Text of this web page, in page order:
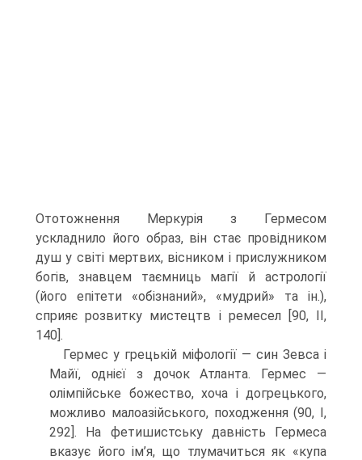
Ототожнення Меркурія з Гермесом
ускладнило його образ, він стає провідни­ком
душ у світі мертвих, вісником і прислужником
богів, знавцем таємниць магії й астрології
(його епітети «обізнаний», «мудрий» та ін.),
сприяє розвитку мис­тецтв і ремесел [90, ІІ,
140].
Гермес у грецькій міфології — син Зевса і
Майї, однієї з дочок Атланта. Гермес —
олімпійське божество, хоча і догрецького,
можливо малоазійського, по­ходження (90, І,
292]. На фетишистську давність Гермеса
вказує його ім’я, що тлумачиться як «купа